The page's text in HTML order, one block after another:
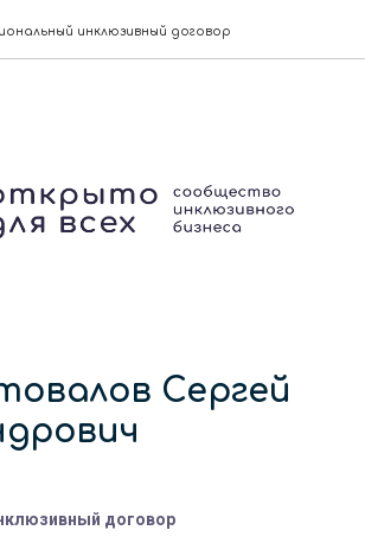
инклюзивный договор
Сергей
договор